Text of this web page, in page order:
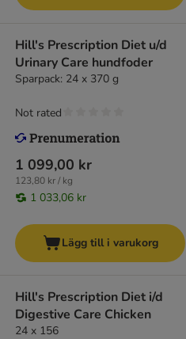
Hill's Prescription Diet u/d
Urinary Care hundfoder
Sparpack: 24 x 370 g
1 099,00 kr
123,80 kr / kg
1 033,06 kr
Not rated
Lägg till i varukorg
Hill's Prescription Diet i/d
Digestive Care Chicken
24 x 156